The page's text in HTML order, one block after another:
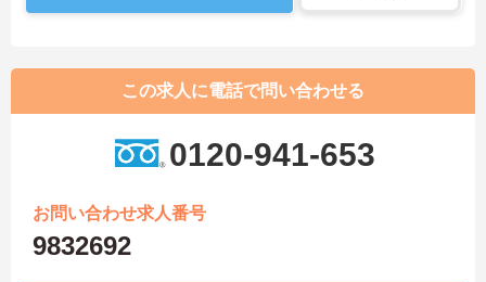
この求人に電話で問い合わせる
0120-941-653
お問い合わせ求人番号
9832692